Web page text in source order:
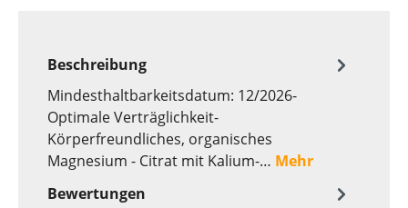
Beschreibung
Mindesthaltbarkeitsdatum: 12/2026-
Optimale Verträglichkeit-
Körperfreundliches, organisches
Magnesium - Citrat mit Kalium-… Mehr
Bewertungen